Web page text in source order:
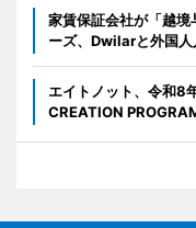
家賃保証会社が「越
ーズ、Dwilarと外国
エイトノット、令和8
CREATION